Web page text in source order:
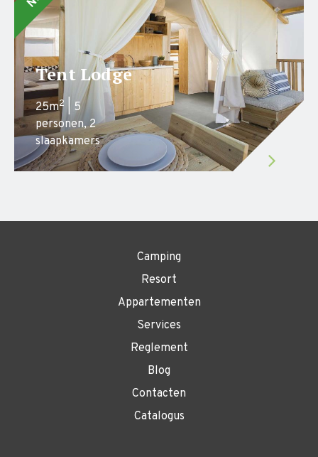
Tent Lodge
25m2
| 5
personen, 2
slaapkamers
Camping
Resort
Appartementen
Services
Reglement
Blog
Contacten
Catalogus